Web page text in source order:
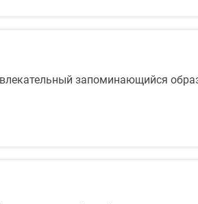
запоминающийся